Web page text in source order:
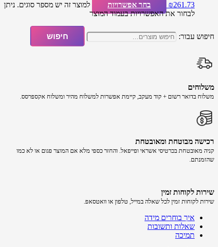
₪261.73 בחר אפשרויות
למוצר זה יש מספר סוגים. ניתן
לבחור את האפשרויות בעמוד המוצר
חיפוש עבור: חיפוש
משלוחים
משלוח​ ב​דואר רשום + קוד מעקב​​, קיימת אפשרות למשלוח מהיר​ ומשלוח אקספרסס.
רכישה​ מבוטחת ​ומאובטחת
קניה מאובטחת בכרטיסי אשראי ופייפאל. והחזר כספי מלא אם המוצר פגום או לא כמו
שהזמנתם.
שירות לקוחות זמין
שירות לקוחות זמין לכל שאלה במייל, טלפון או וואטסאפ.
איך בוחרים מידה
שאלות ותשובות
תמיכה